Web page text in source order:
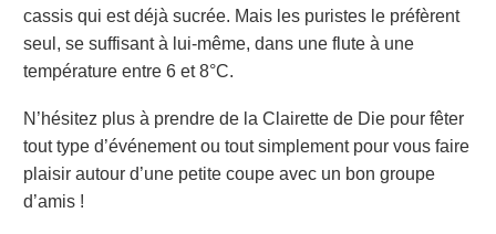
cassis qui est déjà sucrée. Mais les puristes le préfèrent
seul, se suffisant à lui-même, dans une flute à une
température entre 6 et 8°C.
N’hésitez plus à prendre de la Clairette de Die pour fêter
tout type d’événement ou tout simplement pour vous faire
plaisir autour d’une petite coupe avec un bon groupe
d’amis !